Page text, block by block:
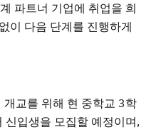
파트너 기업에 취업을 희
이 다음 단계를 진행하게
교를 위해 현 중학교 3학
신입생을 모집할 예정이며,